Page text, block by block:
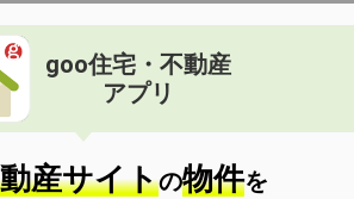
goo住宅・不動産
アプリ
産サイトの物件を